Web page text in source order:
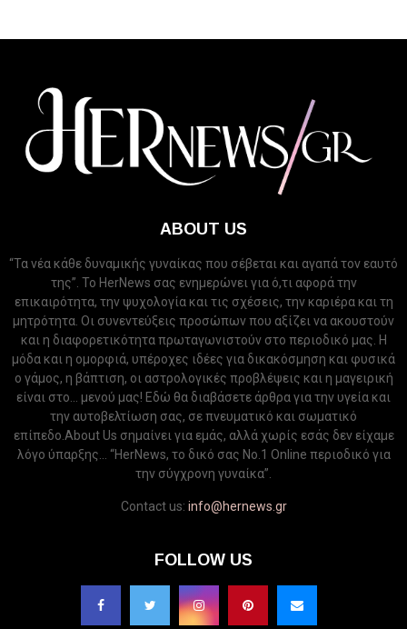
ABOUT US
“Τα νέα κάθε δυναμικής γυναίκας που σέβεται και αγαπά τον εαυτό
της”. Το HerNews σας ενημερώνει για ό,τι αφορά την
επικαιρότητα, την ψυχολογία και τις σχέσεις, την καριέρα και τη
μητρότητα. Οι συνεντεύξεις προσώπων που αξίζει να ακουστούν
και η διαφορετικότητα πρωταγωνιστούν στο περιοδικό μας. Η
μόδα και η ομορφιά, υπέροχες ιδέες για δικακόσμηση και φυσικά
ο γάμος, η βάπτιση, οι αστρολογικές προβλέψεις και η μαγειρική
είναι στο... μενού μας! Εδώ θα διαβάσετε άρθρα για την υγεία και
την αυτοβελτίωση σας, σε πνευματικό και σωματικό
επίπεδο.About Us σημαίνει για εμάς, αλλά χωρίς εσάς δεν είχαμε
λόγο ύπαρξης... “HerNews, το δικό σας Νo.1 Online περιοδικό για
την σύγχρονη γυναίκα”.
Contact us: info@hernews.gr
FOLLOW US